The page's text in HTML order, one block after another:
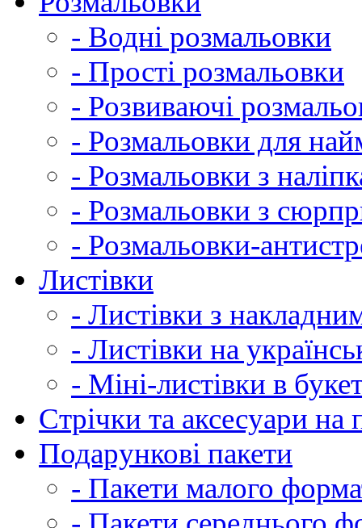
- Водні розмальовки
- Прості розмальовки
- Розвиваючі
- Розмальовки для
- Розмальовки з
- Розмальовки з
- Розмальовки-
Листівки
- Листівки з
- Листівки на
- Міні-листівки в
Cтрічки та аксесуари
Подарункові пакети
- Пакети малого